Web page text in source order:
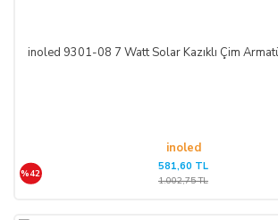
inoled 9301-08 7 Watt Solar Kazıklı Çim
inoled
%42
581,60 TL
1.002,75 TL